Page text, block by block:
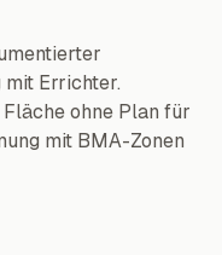
Errichter.
ohne Plan für
mit BMA-Zonen